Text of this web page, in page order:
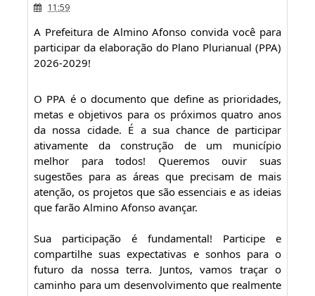
11:59
A Prefeitura de Almino Afonso convida você para
participar da elaboração do Plano Plurianual (PPA)
2026-2029!
O PPA é o documento que define as prioridades,
metas e objetivos para os próximos quatro anos
da nossa cidade. É a sua chance de participar
ativamente da construção de um município
melhor para todos! Queremos ouvir suas
sugestões para as áreas que precisam de mais
atenção, os projetos que são essenciais e as ideias
que farão Almino Afonso avançar.
Sua participação é fundamental! Participe e
compartilhe suas expectativas e sonhos para o
futuro da nossa terra. Juntos, vamos traçar o
caminho para um desenvolvimento que realmente